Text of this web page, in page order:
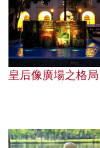
皇后像廣場之格局